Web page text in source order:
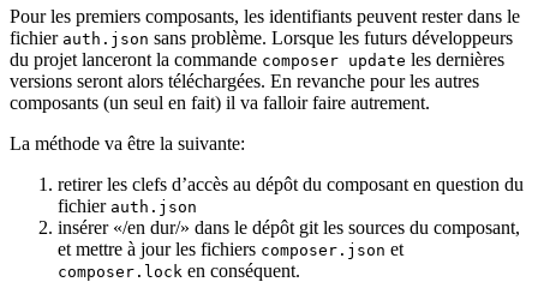
Pour les premiers composants, les identifiants peuvent rester dans le
fichier auth.json sans problème. Lorsque les futurs développeurs
du projet lanceront la commande composer update les dernières
versions seront alors téléchargées. En revanche pour les autres
composants (un seul en fait) il va falloir faire autrement.
La méthode va être la suivante:
retirer les clefs d’accès au dépôt du composant en question du
fichier auth.json
insérer «/en dur/» dans le dépôt git les sources du composant,
et mettre à jour les fichiers composer.json et
composer.lock en conséquent.